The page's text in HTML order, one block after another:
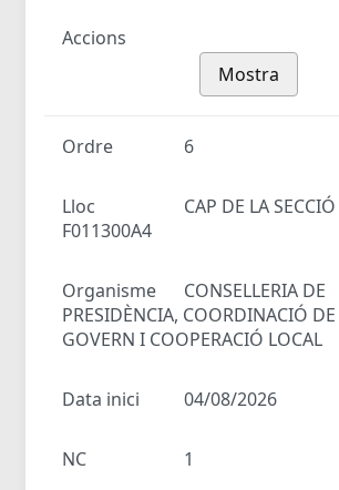
Accions
Mostra
Ordre 6
Lloc
CAP DE LA
F011300A4
Organisme
CONSELLERIA DE
PRESIDÈNCIA, COORDINACIÓ
GOVERN I COOPERACIÓ LOCAL
Data inici 04/08/2026
NC 1